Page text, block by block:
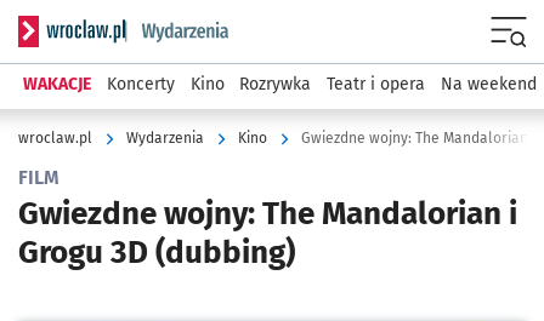
Serwis informacyjny wroclaw.pl podserwis: Wydarzenia
WAKACJE Koncerty Kino Rozrywka Teatr i opera Na weekend
wroclaw.pl Wydarzenia Kino Gwiezdne wojny: The Mandalorian i
FILM
Gwiezdne wojny: The Mandalorian i
Grogu 3D (dubbing)